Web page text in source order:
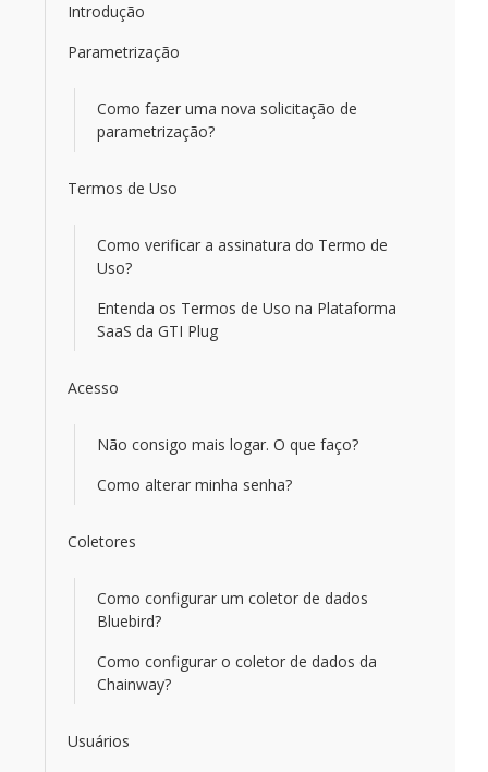
Introdução
Parametrização
Como fazer uma nova solicitação de
parametrização?
Termos de Uso
Como verificar a assinatura do Termo de
Uso?
Entenda os Termos de Uso na Plataforma
SaaS da GTI Plug
Acesso
Não consigo mais logar. O que faço?
Como alterar minha senha?
Coletores
Como configurar um coletor de dados
Bluebird?
Como configurar o coletor de dados da
Chainway?
Usuários